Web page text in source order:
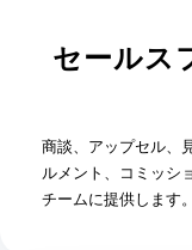
セールス
商談、アップセル、
ルメント、コミッシ
チームに提供します。